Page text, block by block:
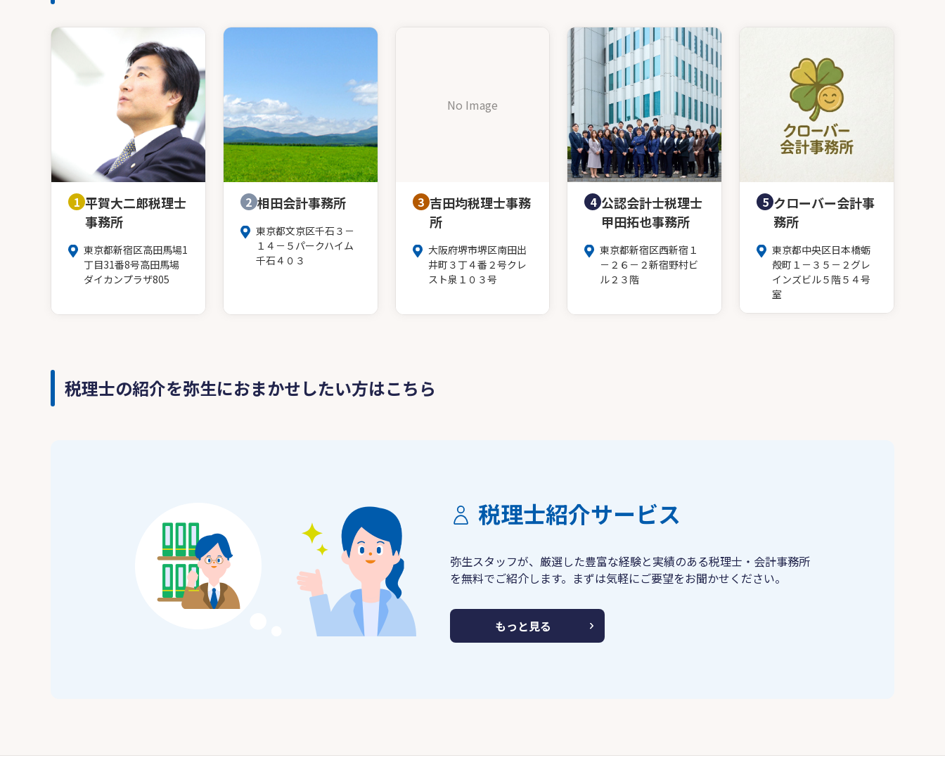
1 平賀大二郎税理士
事務所
東京都新宿区高田馬場1
丁目31番8号高田馬場
ダイカンプラザ805
2 相田会計事務所
東京都文京区千石３－
１４－５パークハイム
千石４０３
No Image
3 吉田均税理士事務
所
大阪府堺市堺区南田出
井町３丁４番２号クレ
スト泉１０３号
4 公認会計士税理士
甲田拓也事務所
東京都新宿区西新宿１
－２６－２新宿野村ビ
ル２３階
5 クローバー会計事
務所
東京都中央区日本橋蛎
殻町１－３５－２グレ
インズビル５階５４号
室
税理士の紹介を弥生におまかせしたい方はこちら
税理士紹介サービス
弥生スタッフが、厳選した豊富な経験と実績のある税理士・会計事務所
を無料でご紹介します。まずは気軽にご要望をお聞かせください。
もっと見る